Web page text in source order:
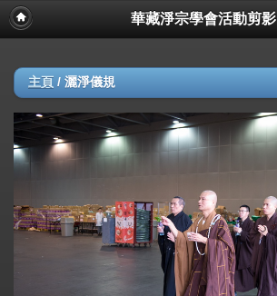
華藏淨宗學會活動剪影
主頁 / 灑淨儀規